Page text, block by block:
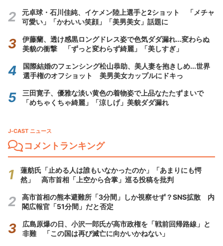
元卓球・石川佳純、イケメン陸上選手と2ショット 「メチャ
可愛い」「かわいい笑顔」「美男美女」話題に
伊藤蘭、透け感黒ロングドレス姿で色気ダダ漏れ...変わらぬ
美貌の衝撃 「ずっと変わらず綺麗」「美しすぎ」
国際結婚のフェンシング松山恭助、美人妻を抱きしめ...世界
選手権のオフショット 美男美女カップルにドキっ
三田寛子、優雅な淡い黄色の着物姿で上品なたたずまいで
「めちゃくちゃ綺麗」「涼しげ」美貌ダダ漏れ
J-CAST ニュース
コメントランキング
蓮舫氏「止める人は誰もいなかったのか」「あまりにも愕
然」 高市首相「上空から合掌」巡る投稿を批判
高市首相の熊本避難所「3分間」しか視察せず？SNS拡散 内
閣広報官「51分間」だと否定
広島原爆の日、小沢一郎氏が高市政権を「戦前回帰路線」と
非難 「この国は再び滅亡に向かいかねない」